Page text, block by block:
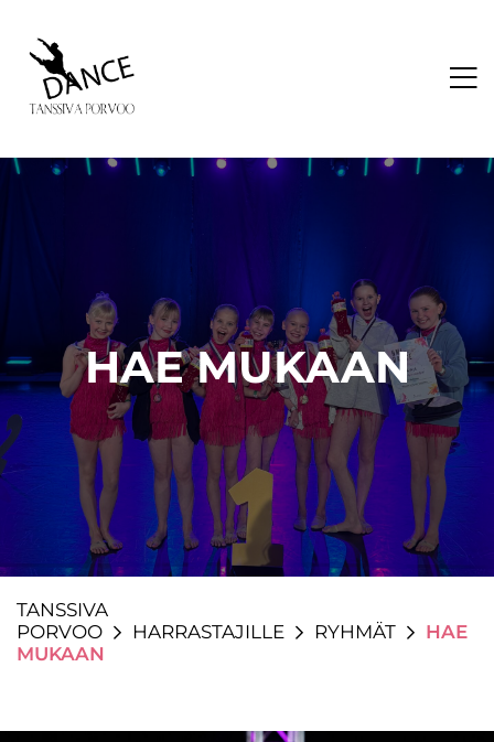
HAE MUKAAN
TANSSIVA
PORVOO
HARRASTAJILLE RYHMÄT
HAE
MUKAAN